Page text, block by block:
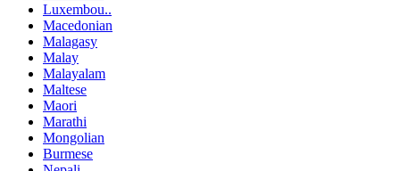
Luxembou..
Macedonian
Malagasy
Malay
Malayalam
Maltese
Maori
Marathi
Mongolian
Burmese